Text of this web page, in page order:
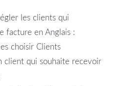
les clients qui
facture en Anglais :
choisir Clients
client qui souhaite recevoir